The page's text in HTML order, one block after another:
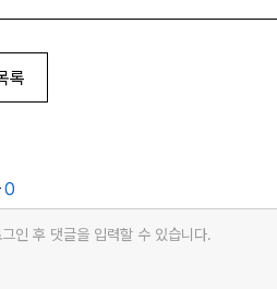
록
0
인 후 댓글을 입력할 수 있습니다.